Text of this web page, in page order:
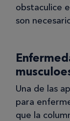
obstaculice
son
Una de las
para
que la